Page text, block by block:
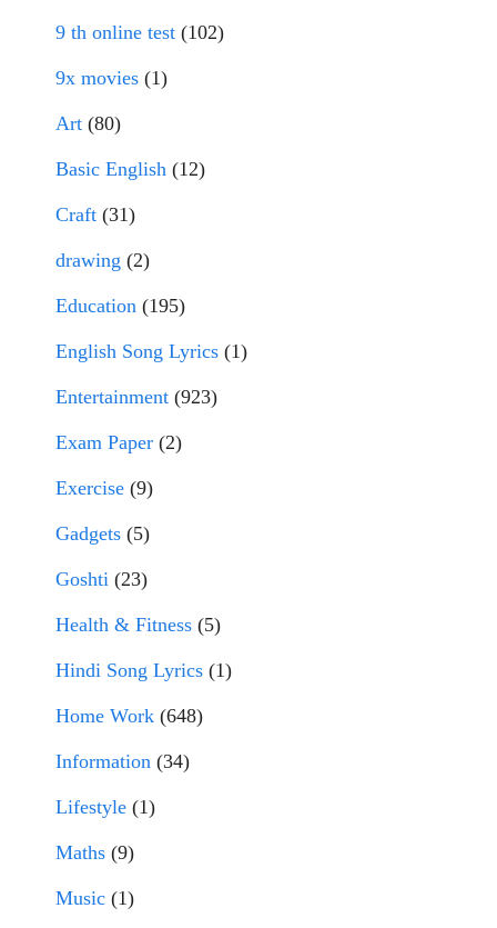
9 th online test (102)
9x movies (1)
Art (80)
Basic English (12)
Craft (31)
drawing (2)
Education (195)
English Song Lyrics (1)
Entertainment (923)
Exam Paper (2)
Exercise (9)
Gadgets (5)
Goshti (23)
Health & Fitness (5)
Hindi Song Lyrics (1)
Home Work (648)
Information (34)
Lifestyle (1)
Maths (9)
Music (1)